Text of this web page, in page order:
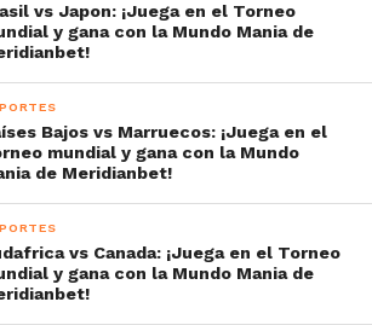
vs Japon: ¡Juega en el Torneo
y gana con la Mundo Mania de
Bajos vs Marruecos: ¡Juega en el
mundial y gana con la Mundo
de Meridianbet!
vs Canada: ¡Juega en el Torneo
y gana con la Mundo Mania de